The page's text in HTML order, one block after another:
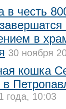
в честь
в
30 ноября
кошка
в
года, 10:03